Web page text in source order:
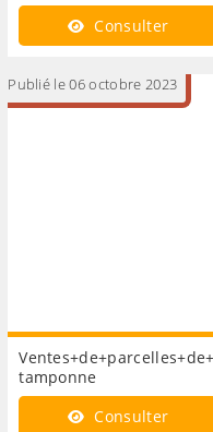
Consulter
Publié le 06 octobre 2023
tamponne
Consulter